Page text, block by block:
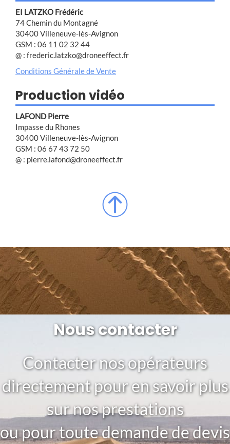
EI LATZKO Frédéric
74 Chemin du Montagné
30400 Villeneuve-lès-Avignon
GSM : 06 11 02 32 44
@ : frederic.latzko@droneeffect.fr
Conditions Générale de Vente
Production vidéo
LAFOND Pierre
Impasse du Rhones
30400 Villeneuve-lès-Avignon
GSM : 06 67 43 72 50
@ : pierre.lafond@droneeffect.fr
Nous contacter
Contacter nos opérateurs
directement pour en savoir plus
sur nos prestations
ou pour toute demande de devis